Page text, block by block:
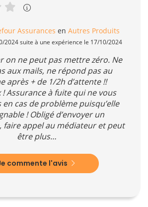
Assurances en Autres Produits
2024 suite à une expérience le 17/10/2024
on ne peut pas mettre zéro. Ne
aux mails, ne répond pas au
après + de 1/2h d’attente !!
! Assurance à fuite qui ne vous
cas de problème puisqu’elle
! Obligé d’envoyer un
faire appel au médiateur et peut
être plus…
commente l'avis